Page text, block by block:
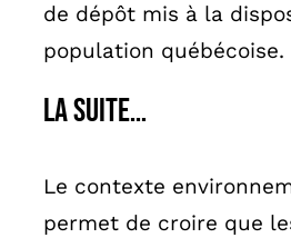
de dépôt mis à la
population québécoise.
La suite…
Le contexte
permet de croire que